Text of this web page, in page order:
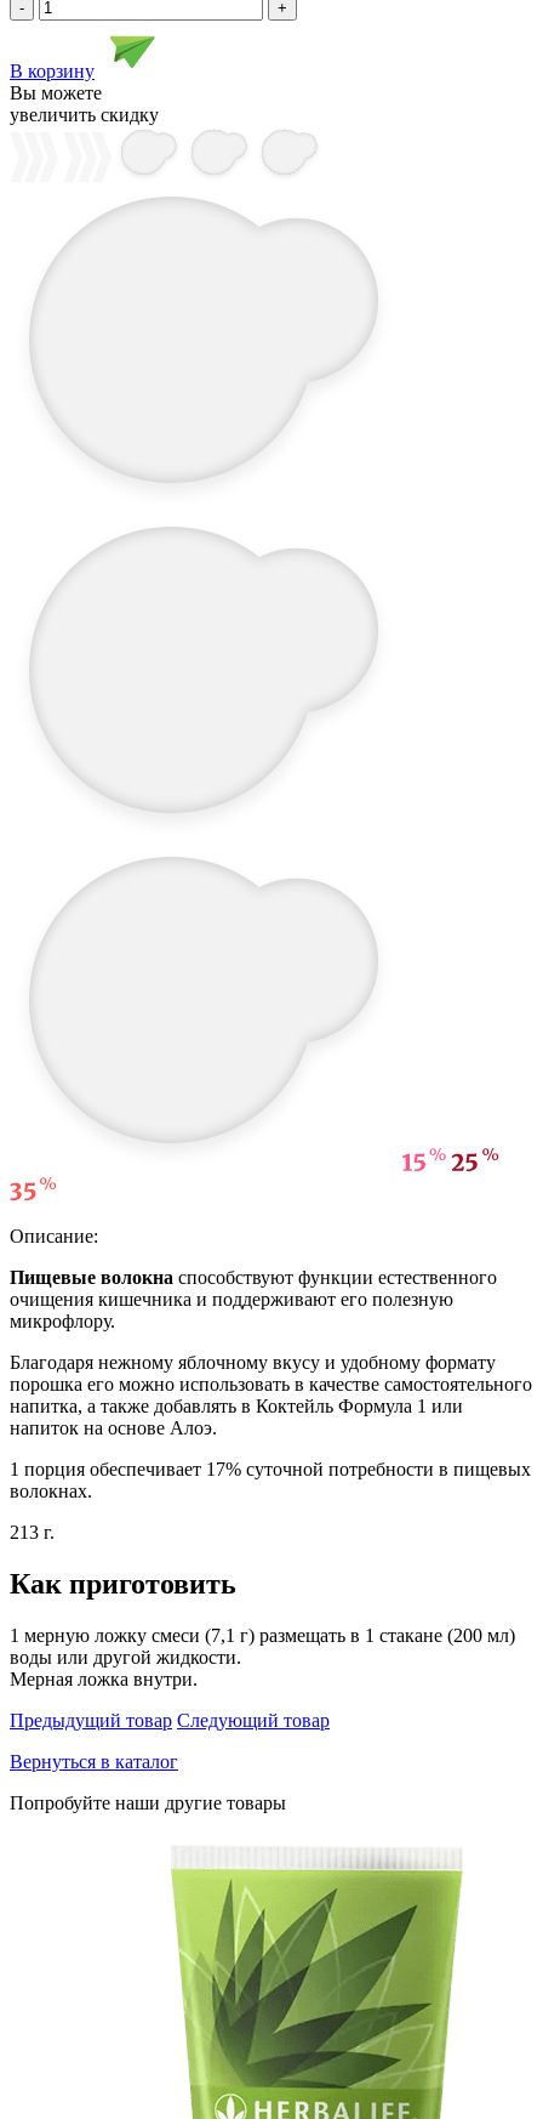
- +
В корзину
Вы можете
увеличить скидку
Описание:
Пищевые волокна способствуют функции естественного
очищения кишечника и поддерживают его полезную
микрофлору.
Благодаря нежному яблочному вкусу и удобному формату
порошка его можно использовать в качестве самостоятельного
напитка, а также добавлять в Коктейль Формула 1 или
напиток на основе Алоэ.
1 порция обеспечивает 17% суточной потребности в пищевых
волокнах.
213 г.
Как приготовить
1 мерную ложку смеси (7,1 г) размещать в 1 стакане (200 мл)
воды или другой жидкости.
Мерная ложка внутри.
Предыдущий товар Следующий товар
Вернуться в каталог
Попробуйте наши другие товары